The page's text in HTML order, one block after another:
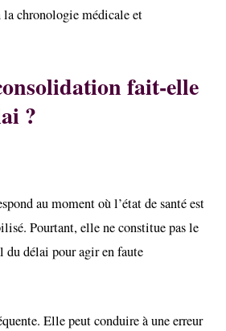
chronologie médicale et
fait-elle
?
au moment où l’état de santé est
Pourtant, elle ne constitue pas le
du délai pour agir en faute
Elle peut conduire à une erreur